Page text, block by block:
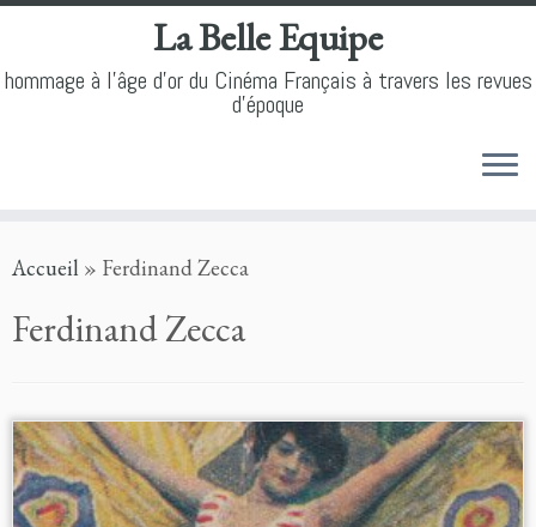
to
La Belle Equipe
hommage à l'âge d'or du Cinéma Français à travers les revues
d'époque
Accueil » Ferdinand Zecca
Ferdinand Zecca